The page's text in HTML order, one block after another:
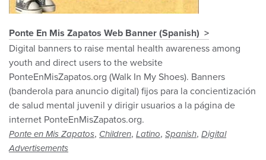
Ponte En Mis Zapatos Web Banner (Spanish)
Digital banners to raise mental health awareness among
youth and direct users to the website
PonteEnMisZapatos.org (Walk In My Shoes). Banners
(banderola para anuncio digital) fijos para la concientización
de salud mental juvenil y dirigir usuarios a la página de
internet PonteEnMisZapatos.org.
Ponte en Mis Zapatos, Children, Latino, Spanish, Digital
Advertisements